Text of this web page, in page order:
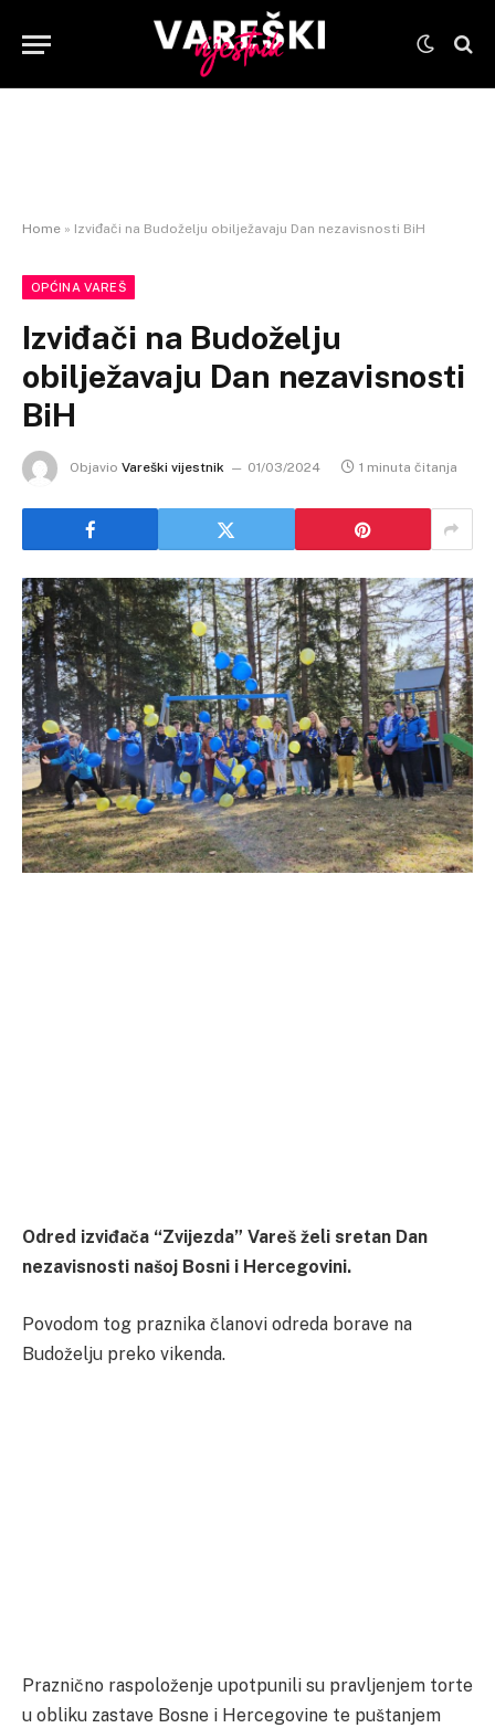
Home » Izviđači na Budoželju obilježavaju Dan nezavisnosti BiH
OPĆINA VAREŠ
Izviđači na Budoželju
obilježavaju Dan nezavisnosti
BiH
Objavio Vareški vijestnik 01/03/2024 1 minuta čitanja
Odred izviđača “Zvijezda” Vareš želi sretan Dan
nezavisnosti našoj Bosni i Hercegovini.
Povodom tog praznika članovi odreda borave na
Budoželju preko vikenda.
Praznično raspoloženje upotpunili su pravljenjem torte
u obliku zastave Bosne i Hercegovine te puštanjem